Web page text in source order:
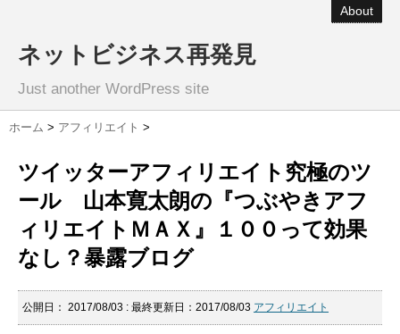
About
ネットビジネス再発見
Just another WordPress site
ホーム > アフィリエイト >
ツイッターアフィリエイト究極のツ
ール 山本寛太朗の『つぶやきアフ
ィリエイトＭＡＸ』１００って効果
なし？暴露ブログ
公開日： 2017/08/03 : 最終更新日：2017/08/03 アフィリエイト